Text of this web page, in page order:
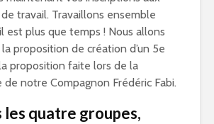
travail. Travaillons ensemble
est plus que temps ! Nous allons
proposition de création d’un 5e
proposition faite lors de la
notre Compagnon Frédéric Fabi.
les quatre groupes,